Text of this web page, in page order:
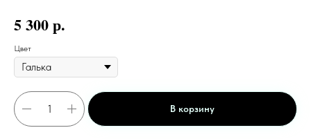
5 300р.
Цвет
В корзину